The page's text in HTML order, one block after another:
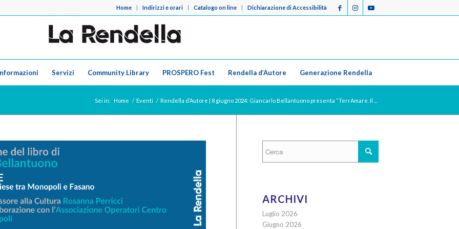
Home Indirizzi e orari Catalogo on line Dichiarazione di Accessibilità
Servizi Community Library PROSPERO Fest Rendella d’Autore Generazione Rendella
Sei in: Home / Eventi / Rendella d’Autore | 8 giugno 2024: Giancarlo Bellantuono presenta “TerrAmare. Il ...
ARCHIVI
Luglio 2026
Giugno 2026